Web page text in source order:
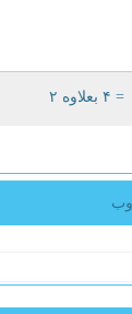
= ۴ بعلاوه ۲
وب